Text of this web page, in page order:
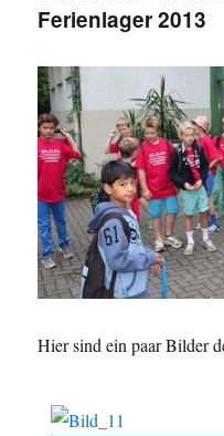
Ferienlager 2013
Hier sind ein paar Bilder